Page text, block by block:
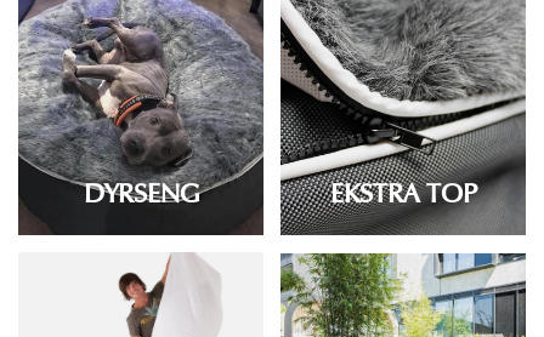
DYRSENG EKSTRA TOP